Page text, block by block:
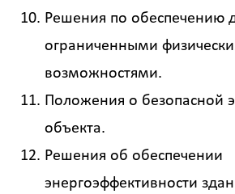
Решения по обеспечению
ограниченными
возможностями.
Положения о безопасной
объекта.
Решения об обеспечении
энергоэффективности